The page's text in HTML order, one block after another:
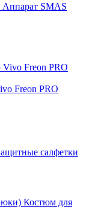
Аппарат SMAS
Freon PRO
салфетки
Костюм для